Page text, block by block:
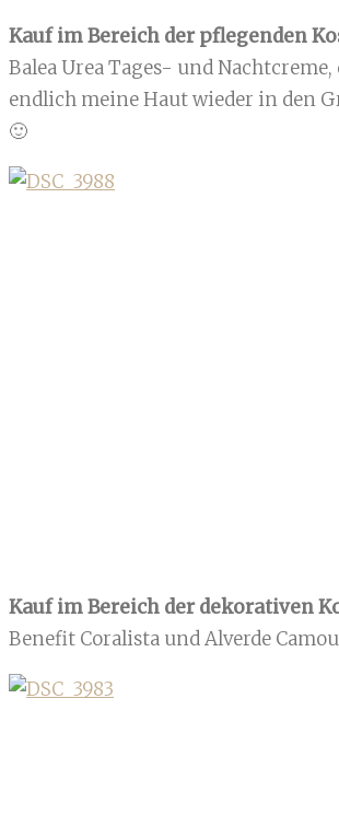
Kauf im Bereich der pflegenden
Balea Urea Tages- und
endlich meine Haut wieder in den
🙂
Kauf im Bereich der dekorativen
Benefit Coralista und Alverde